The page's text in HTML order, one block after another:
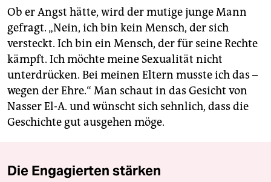
Ob er Angst hätte, wird der mutige junge Mann
gefragt. „Nein, ich bin kein Mensch, der sich
versteckt. Ich bin ein Mensch, der für seine Rechte
kämpft. Ich möchte meine Sexualität nicht
unterdrücken. Bei meinen Eltern musste ich das –
wegen der Ehre.“ Man schaut in das Gesicht von
Nasser El-A. und wünscht sich sehnlich, dass die
Geschichte gut ausgehen möge.
Die Engagierten stärken